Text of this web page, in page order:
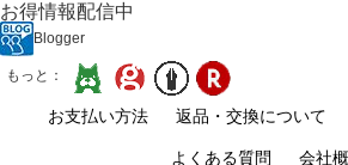
お得情報配信中
Blogger
もっと：
お支払い方法 返品・交換について
よくある質問 会社